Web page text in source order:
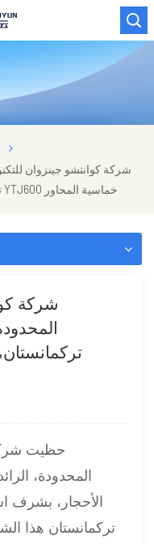
شركة كوانتشو جينزوان
تركمانستان، وتعرض قوة ماكينة القطع YTJ600 خماسية المحاور
شركة
حظيت شركة
المحدودة،
الأحجار، بشرف
تركمانستان هذا